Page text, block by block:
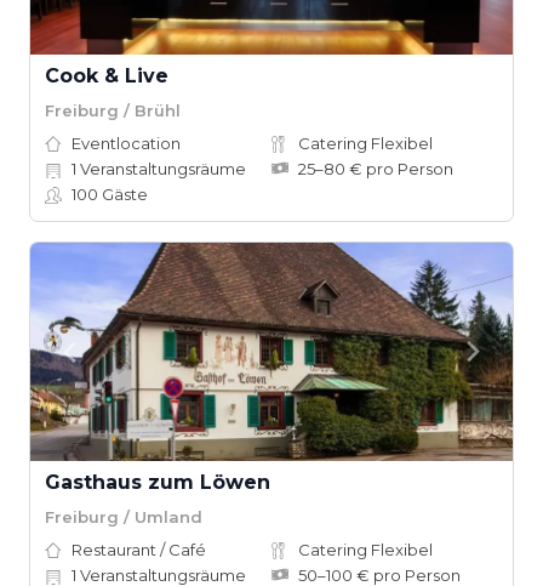
Cook & Live
Freiburg / Brühl
Eventlocation
Catering Flexibel
1 Veranstaltungsräume
25–80 € pro Person
100 Gäste
Gasthaus zum Löwen
Freiburg / Umland
Restaurant / Café
Catering Flexibel
1 Veranstaltungsräume
50–100 € pro Person